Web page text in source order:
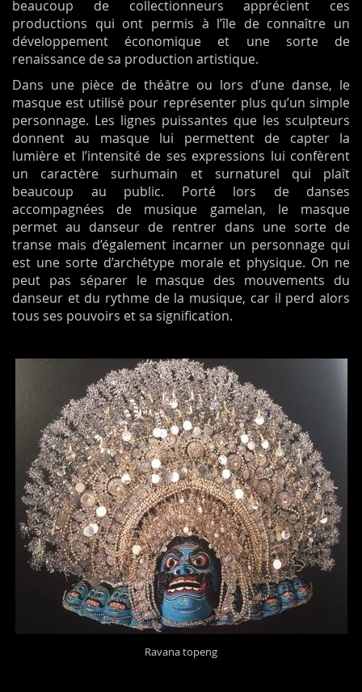
beaucoup de collectionneurs apprécient ces
productions qui ont permis à l’île de connaître un
développement économique et une sorte de
renaissance de sa production artistique.
Dans une pièce de théâtre ou lors d’une danse, le
masque est utilisé pour représenter plus qu’un simple
personnage. Les lignes puissantes que les sculpteurs
donnent au masque lui permettent de capter la
lumière et l’intensité de ses expressions lui confèrent
un caractère surhumain et surnaturel qui plaît
beaucoup au public. Porté lors de danses
accompagnées de musique gamelan, le masque
permet au danseur de rentrer dans une sorte de
transe mais d’également incarner un personnage qui
est une sorte d’archétype morale et physique. On ne
peut pas séparer le masque des mouvements du
danseur et du rythme de la musique, car il perd alors
tous ses pouvoirs et sa signification.
Ravana topeng